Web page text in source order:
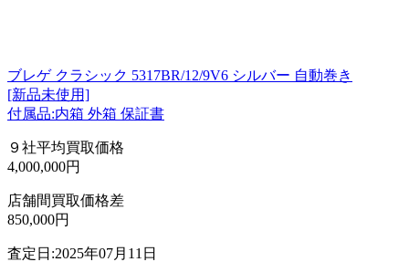
ブレゲ クラシック 5317BR/12/9V6 シルバー 自動巻き
[新品未使用]
付属品:内箱 外箱 保証書
９社平均買取価格
4,000,000円
店舗間買取価格差
850,000円
査定日:2025年07月11日